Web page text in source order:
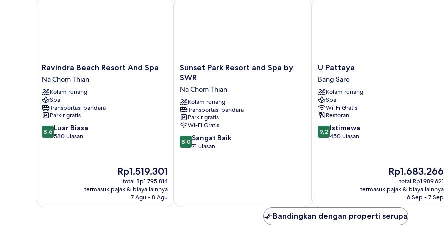
Ravindra
Beach
Resort
And
Spa
Na
Chom
Thian
Ravindra Beach Resort And Spa
Na Chom Thian
Kolam renang
Spa
Transportasi bandara
Parkir gratis
8.6
dari
8,6 Luar Biasa
580 ulasan
Harga
sekarang
Rp1.519.301
Rp1.519.301
total Rp1.795.814
termasuk pajak & biaya lainnya
7 Agu - 8 Agu
Sunset
Park
and
Spa
by
SWR
Na
Chom
Thian
Sunset Park Resort and Spa by
SWR
Na Chom Thian
Kolam renang
Transportasi bandara
Parkir gratis
Wi-Fi Gratis
8.0
dari
8,0 Sangat Baik
71 ulasan
U
Pattaya
Bang
Sare
U Pattaya
Bang Sare
Kolam renang
Spa
Wi-Fi Gratis
Restoran
9.2
dari
9,2 Istimewa
450 ulasan
Harga
sekarang
Rp1.683.266
Rp1.683.266
total Rp1.989.621
termasuk pajak & biaya lainnya
6 Sep - 7 Sep
Bandingkan dengan properti serupa